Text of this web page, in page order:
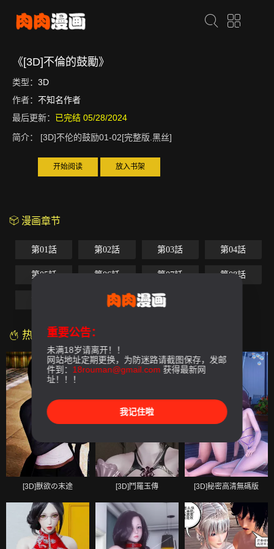
《[3D]不倫的鼓勵》
类型： 3D
作者： 不知名作者
最后更新： 已完结 05/28/2024
简介：
[3D]不伦的鼓励01-02[完整版.黑丝]
开始阅读 放入书架
漫画章节
第01話 第02話 第03話 第04話
第05話 第06話 第07話 第08話
第10話 最終話
热门漫画
[3D]獸欲の末途 [3D]鬥羅玉傳 [3D]秘密高清無碼版
重要公告：
未满18岁请离开！！
网站地址定期更换，为防迷路请截图保存，发邮
件到： 18rouman@gmail.com 获得最新网
址！！！
我记住啦